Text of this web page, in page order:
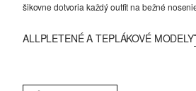
šikovne dotvoria každý outfit na bežné
ALLPLETENÉ A TEPLÁKOVÉ MODELY